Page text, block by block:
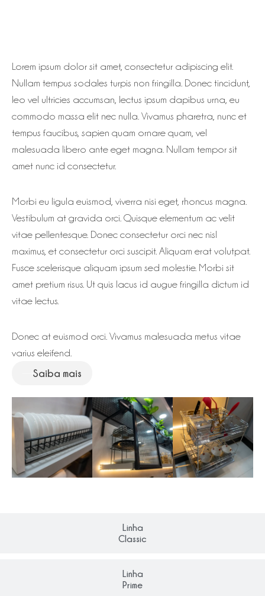
Linha
Classic
Linha
Prime
Lorem ipsum dolor sit amet, consectetur adipiscing elit.
Nullam tempus sodales turpis non fringilla. Donec tincidunt,
leo vel ultricies accumsan, lectus ipsum dapibus urna, eu
commodo massa elit nec nulla. Vivamus pharetra, nunc et
tempus faucibus, sapien quam ornare quam, vel
malesuada libero ante eget magna. Nullam tempor sit
amet nunc id consectetur.
Morbi eu ligula euismod, viverra nisi eget, rhoncus magna.
Vestibulum at gravida orci. Quisque elementum ac velit
vitae pellentesque. Donec consectetur orci nec nisl
maximus, et consectetur orci suscipit. Aliquam erat volutpat.
Fusce scelerisque aliquam ipsum sed molestie. Morbi sit
amet pretium risus. Ut quis lacus id augue fringilla dictum id
vitae lectus.
Donec at euismod orci. Vivamus malesuada metus vitae
varius eleifend.
Saiba mais